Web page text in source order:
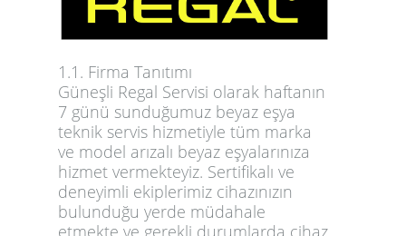
1.1. Firma Tanıtımı
Güneşli Regal Servisi olarak haftanın
7 günü sunduğumuz beyaz eşya
teknik servis hizmetiyle tüm marka
ve model arızalı beyaz eşyalarınıza
hizmet vermekteyiz. Sertifikalı ve
deneyimli ekiplerimiz cihazınızın
bulunduğu yerde müdahale